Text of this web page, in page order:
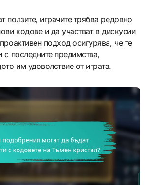
ползите, играчите трябва редовно
кодове и да участват в дискусии
подход осигурява, че те
с последните предимства,
им удоволствие от играта.